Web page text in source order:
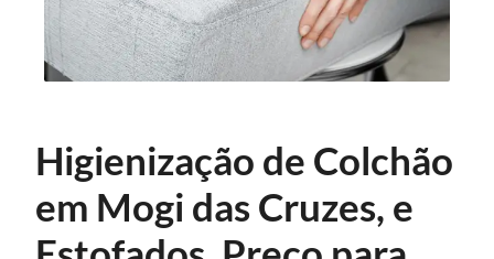
Higienização de Colchão
em Mogi das Cruzes, e